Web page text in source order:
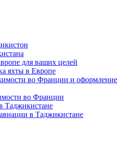
для ваших целей
яхты в Европе
во Франции и оформление
во Франции
Таджикистане
в Таджикистане